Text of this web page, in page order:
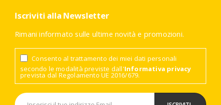
Iscriviti alla Newsletter
Rimani informato sulle ultime novità e promozioni.
Consento al trattamento dei miei dati personali
secondo le modalità previste dall'Informativa privacy
prevista dal Regolamento UE 2016/679.